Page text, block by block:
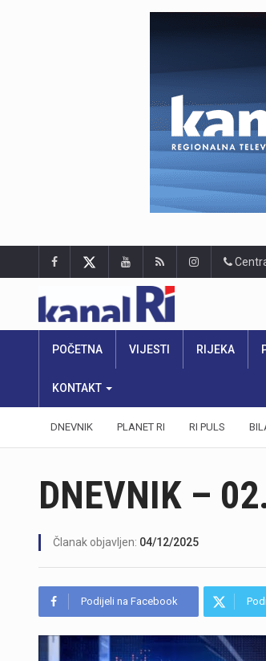
POČETNA VIJESTI RIJEKA
KONTAKT
DNEVNIK PLANET RI RI PULS
DNEVNIK –
Članak objavljen: 04/12/2025
Podijeli na Facebook